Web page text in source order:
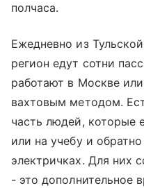
полчаса.
Ежедневно из
регион едут сотни
работают в Москве
вахтовым методом.
часть людей, которые
или на учебу и
электричках. Для них
- это дополнительное